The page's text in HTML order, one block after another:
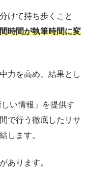
けて持ち歩くこと
時間が執筆時間に変
力を高め、結果とし
い情報」を提供す
で行う徹底したリサ
します。
あります。